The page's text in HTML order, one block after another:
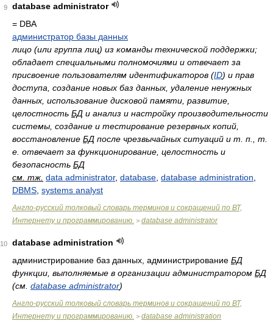
9
database administrator
= DBA
администратор базы данных
лицо (или группа лиц) из команды технической поддержки;
обладает специальными полномочиями и отвечает за
присвоение пользователям идентификаторов (ID) и прав
доступа, создание новых баз данных, удаление ненужных
данных, использование дисковой памяти, развитие,
целостность БД и анализ и настройку производительности
системы, создание и тестирование резервных копий,
восстановление БД после чрезвычайных ситуаций и т. п., т.
е. отвечает за функционирование, целостность и
безопасность БД
см. тж. data administrator, database database administration
DBMS systems analyst
Англо-русский толковый словарь терминов и сокращений по ВТ,
Интернету и программированию. > database administrator
10
database administration
администрирование баз данных, администрирование БД
функции, выполняемые в организации администратором БД
(см. database administrator)
Англо-русский толковый словарь терминов и сокращений по ВТ,
Интернету и программированию. > database administration